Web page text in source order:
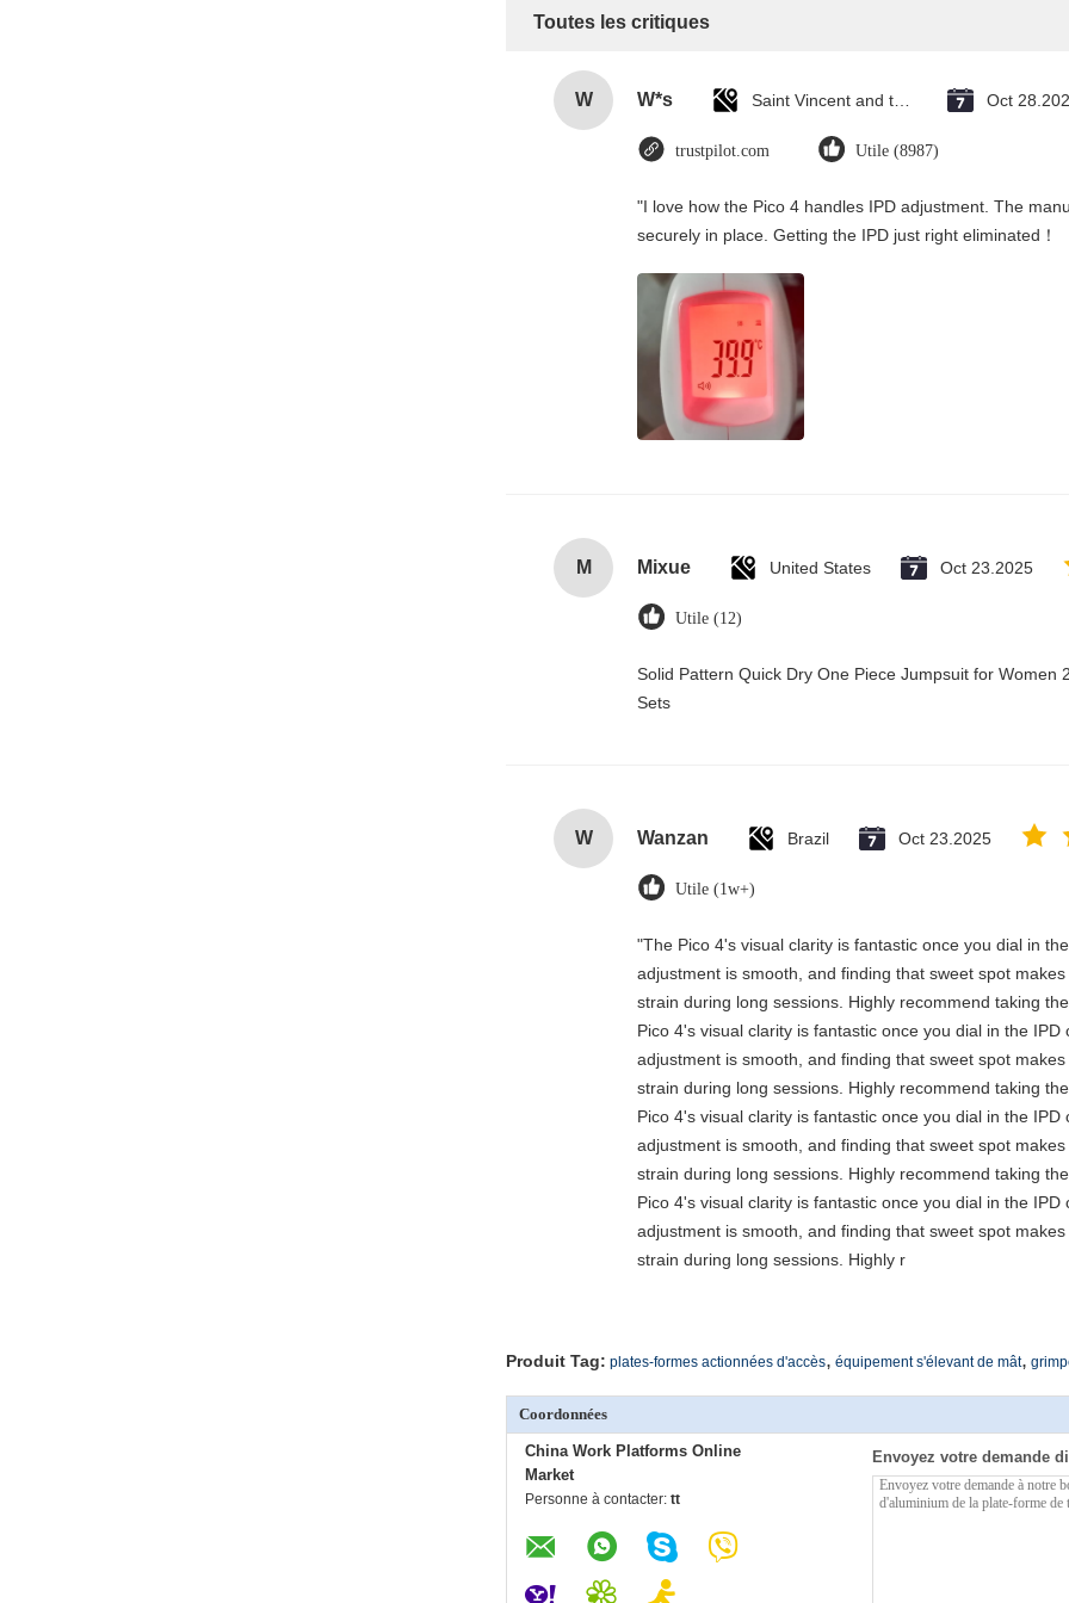
Toutes les critiques
W W*s Oct
trustpilot.com Utile (8987)
"I love how the Pico 4 handles IPD adjustment. The
securely in place. Getting the IPD just right eliminated！
M Mixue United States Oct 23.2025
Utile (12)
Solid Pattern Quick Dry One Piece Jumpsuit for Women
Sets
W Wanzan Brazil Oct 23.2025
Utile (1w+)
"The Pico 4's visual clarity is fantastic once you dial in
adjustment is smooth, and finding that sweet spot
strain during long sessions. Highly recommend taking
Pico 4's visual clarity is fantastic once you dial in the IPD
adjustment is smooth, and finding that sweet spot
strain during long sessions. Highly recommend taking
Pico 4's visual clarity is fantastic once you dial in the IPD
adjustment is smooth, and finding that sweet spot
strain during long sessions. Highly recommend taking
Pico 4's visual clarity is fantastic once you dial in the IPD
adjustment is smooth, and finding that sweet spot
strain during long sessions. Highly r
Produit Tag: plates-formes actionnées d'accès, équipement s'élevant de mât,
Coordonnées
China Work Platforms Online
Market
Personne à contacter: tt
Envoyez votre demande